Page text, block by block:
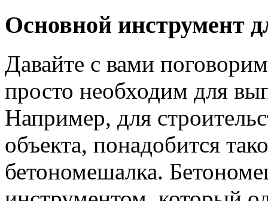
Основной инструмент
Давайте с вами
просто необходим для
Например, для
объекта, понадобится
бетономешалка.